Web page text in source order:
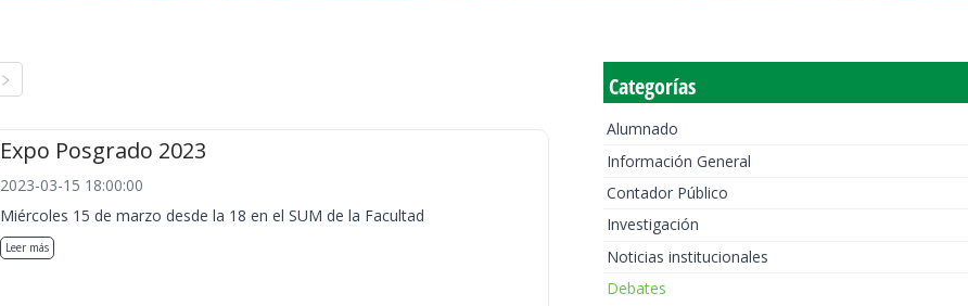
Expo Posgrado 2023
2023-03-15 18:00:00
Miércoles 15 de marzo desde la 18 en el SUM de la Facultad
Leer más
Categorías
Alumnado
Información General
Contador Público
Investigación
Noticias institucionales
Debates